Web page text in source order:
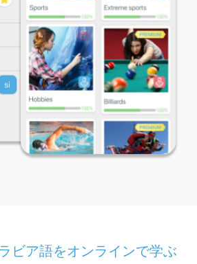
ビア語をオンラインで学ぶ